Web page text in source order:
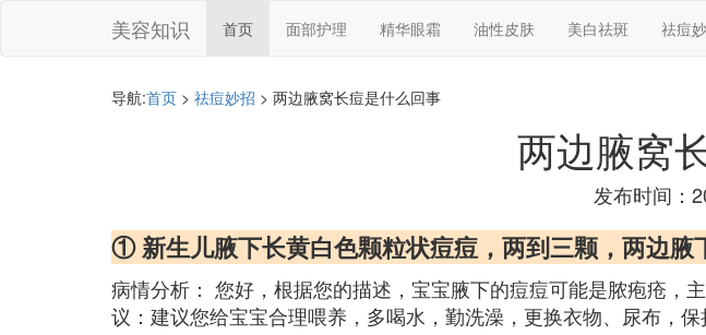
美容知识 首页 面部护理 精华眼霜 油性皮肤 美白祛斑 祛痘
导航:首页 > 祛痘妙招 > 两边腋窝长痘是什么回事
两边腋窝
发布时间：
① 新生儿腋下长黄白色颗粒状痘痘，两到三颗，两边腋
病情分析： 您好，根据您的描述，宝宝腋下的痘痘可能是脓疱疮，
议：建议您给宝宝合理喂养，多喝水，勤洗澡，更换衣物、尿布，